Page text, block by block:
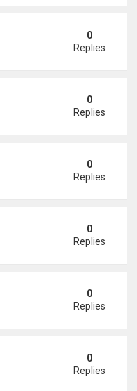
bà xã
0
Replies
cho người Mỹ
0
Replies
phát hiện UAV mang
0
Replies
bắt kẻ trộm trong
0
Replies
Cộng Hòa trong các
0
Replies
chồng cũ
0
Replies